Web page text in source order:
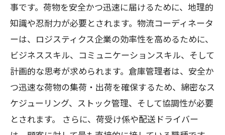
事です。荷物を安全かつ迅速に届けるために、地理的
知識や忍耐力が必要とされます。物流コーディネータ
ーは、ロジスティクス企業の効率性を高めるために、
ビジネススキル、コミュニケーションスキル、そして
計画的な思考が求められます。倉庫管理者は、安全か
つ迅速な荷物の集荷・出荷を確保するため、綿密なス
ケジューリング、ストック管理、そして協調性が必要
とされます。 さらに、荷受け係や配送ドライバー